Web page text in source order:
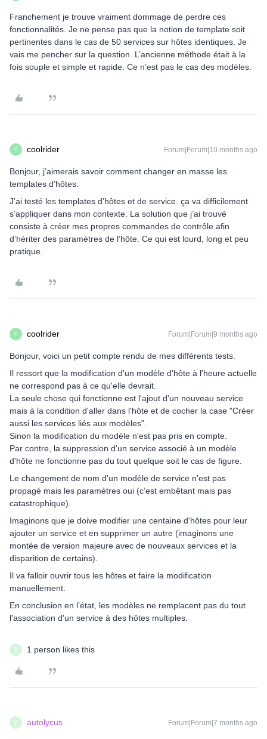
Franchement je trouve vraiment dommage de perdre ces
fonctionnalités. Je ne pense pas que la notion de template soit
pertinentes dans le cas de 50 services sur hôtes identiques. Je
vais me pencher sur la question. L’ancienne méthode était à la
fois souple et simple et rapide. Ce n’est pas le cas des modèles.
C coolrider Forum|Forum|10 months ago
Bonjour, j’aimerais savoir comment changer en masse les
templates d’hôtes.
J’ai testé les templates d’hôtes et de service. ça va difficilement
s’appliquer dans mon contexte. La solution que j’ai trouvé
consiste à créer mes propres commandes de contrôle afin
d’hériter des paramètres de l’hôte. Ce qui est lourd, long et peu
pratique.
C coolrider Forum|Forum|9 months ago
Bonjour, voici un petit compte rendu de mes différents tests.
Il ressort que la modification d'un modèle d'hôte à l'heure actuelle
ne correspond pas à ce qu'elle devrait.
La seule chose qui fonctionne est l'ajout d'un nouveau service
mais à la condition d'aller dans l'hôte et de cocher la case "Créer
aussi les services liés aux modèles".
Sinon la modification du modèle n'est pas pris en compte.
Par contre, la suppression d'un service associé à un modèle
d'hôte ne fonctionne pas du tout quelque soit le cas de figure.
Le changement de nom d'un modèle de service n'est pas
propagé mais les paramètres oui (c’est embêtant mais pas
catastrophique).
Imaginons que je doive modifier une centaine d'hôtes pour leur
ajouter un service et en supprimer un autre (imaginons une
montée de version majeure avec de nouveaux services et la
disparition de certains).
Il va falloir ouvrir tous les hôtes et faire la modification
manuellement.
En conclusion en l’état, les modèles ne remplacent pas du tout
l'association d'un service à des hôtes multiples.
B 1 person likes this
A autolycus Forum|Forum|7 months ago